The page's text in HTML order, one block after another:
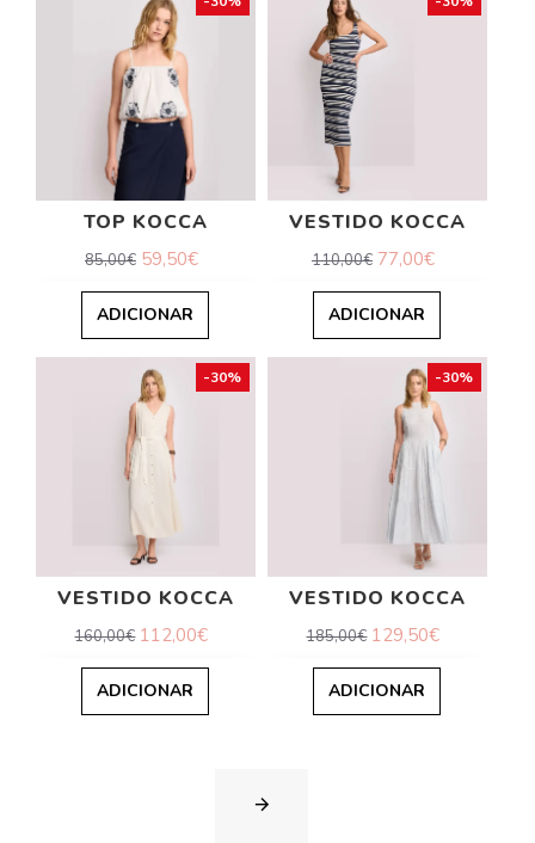
TOP KOCCA
85,00€ 59,50€
ADICIONAR
VESTIDO KOCCA
110,00€ 77,00€
ADICIONAR
-30%
VESTIDO KOCCA
160,00€ 112,00€
ADICIONAR
-30%
VESTIDO KOCCA
185,00€ 129,50€
ADICIONAR